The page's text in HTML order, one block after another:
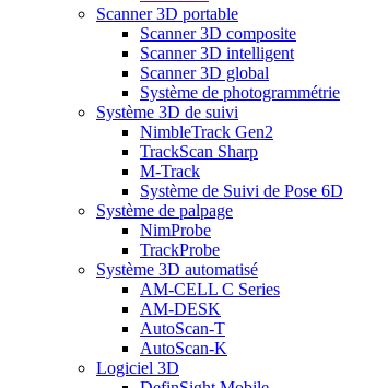
Scanner 3D portable
Scanner 3D composite
Scanner 3D intelligent
Scanner 3D global
Système de photogrammétrie
Système 3D de suivi
NimbleTrack Gen2
TrackScan Sharp
M-Track
Système de Suivi de Pose 6D
Système de palpage
NimProbe
TrackProbe
Système 3D automatisé
AM-CELL C Series
AM-DESK
AutoScan-T
AutoScan-K
Logiciel 3D